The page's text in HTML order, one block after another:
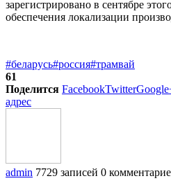
зарегистрировано в сентябре
обеспечения локализации
#беларусь#россия#трамвай
61
Поделится FacebookTwitter
адрес
admin 7729 записей 0